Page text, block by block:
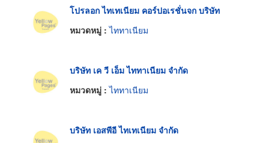
โปรลอก ไทเทเนียม คอร์ปอเรชั่นจก บริษัท
หมวดหมู่ :ไททาเนียม
บริษัท เค วี เอ็ม ไททาเนียม จำกัด
หมวดหมู่ :ไททาเนียม
บริษัท เอสพีอี ไทเทเนียม จำกัด